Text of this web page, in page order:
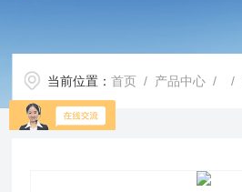
当前位置：首页 / 产品中心 / /